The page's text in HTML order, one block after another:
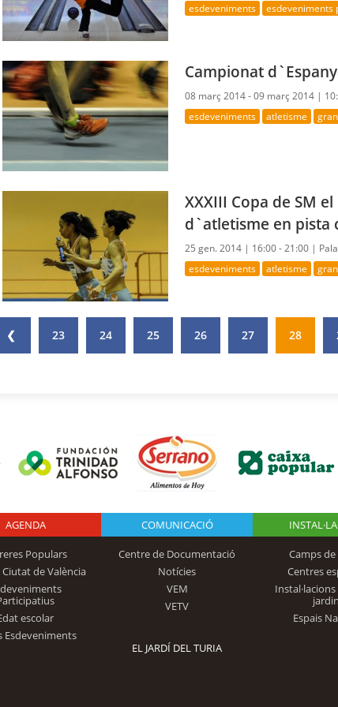
esdeveniments esdeveniments
Campionat
08 març 2014 - 09 març 2014 |
esdeveniments atletisme
XXXIII Copa de SM
d`atletisme en pista
25 gen. 2014 | 16:00 - 21:00 |
esdeveniments atletisme
❮ 23 24 25 26 27 28
Logo Fundación
Trinidad Alfonso
AGENDA
Populars
de València
escolar
Esdeveniments
COMUNICACIÓ
Centre de Documentació
Notícies
VEM
VETV
Camps
Centres
Espais
EL JARDÍ DEL TURIA